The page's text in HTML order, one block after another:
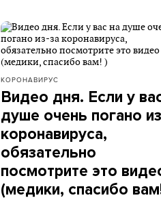
КОРОНАВИРУС
Видео дня. Если у
душе очень погано
коронавируса,
обязательно
посмотрите это
(медики, спасибо